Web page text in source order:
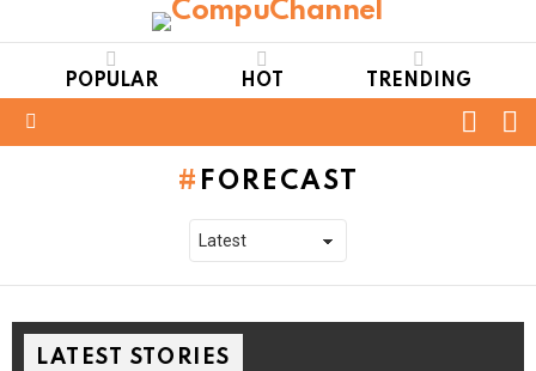
POPULAR HOT TRENDING
FORECAST
LATEST STORIES